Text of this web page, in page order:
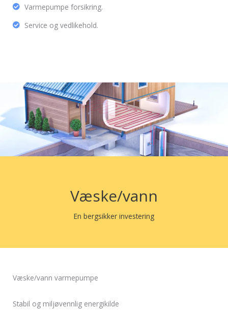
Varmepumpe forsikring.
Service og vedlikehold.
Væske/vann
En bergsikker investering
Væske/vann varmepumpe
Stabil og miljøvennlig energikilde